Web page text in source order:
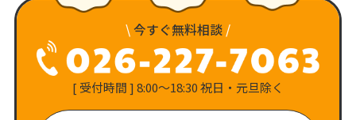
\今すぐ無料相談 /
[ 受付時間 ] 8:00〜18:30 祝日・元旦除く